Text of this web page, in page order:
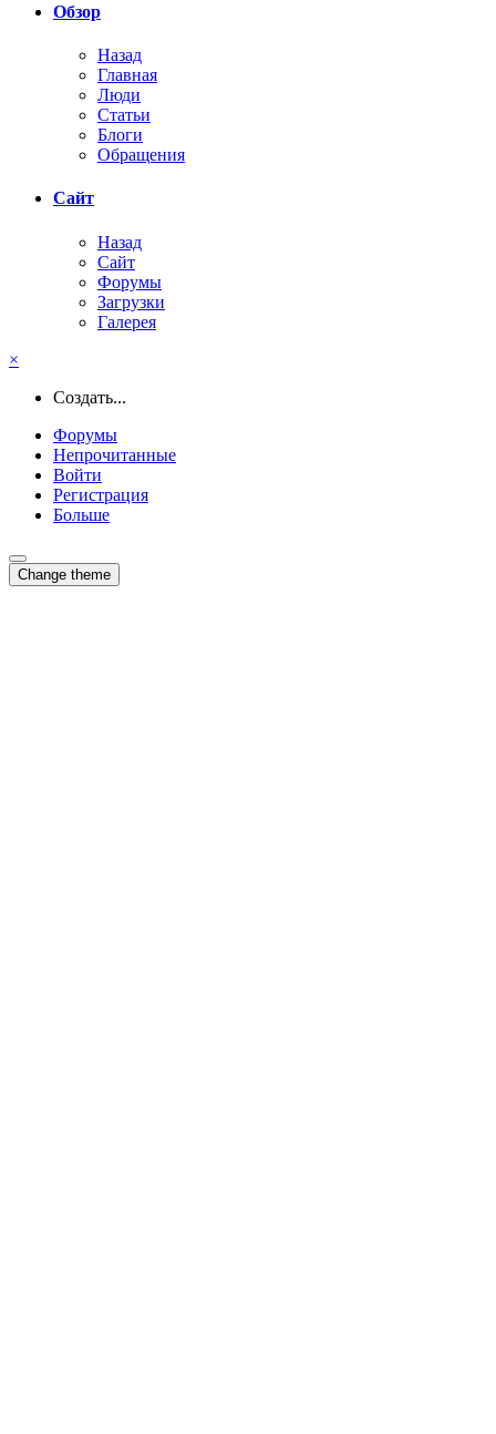
Обзор
Назад
Главная
Люди
Статьи
Блоги
Обращения
Сайт
Назад
Сайт
Форумы
Загрузки
Галерея
×
Создать...
Форумы
Непрочитанные
Войти
Регистрация
Больше
Change theme